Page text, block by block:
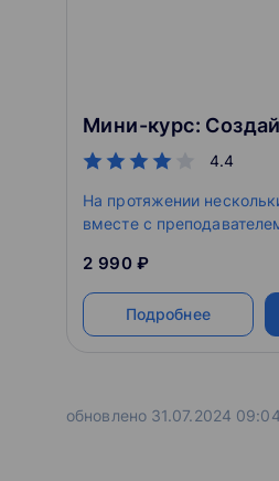
Мини-курс:
4.4
На протяжении
вместе с
программировать
2 990 ₽
Подробнее
обновлено 31.07.2024 09:04